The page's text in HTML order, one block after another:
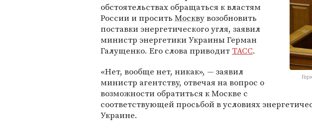
обстоятельствах обращаться к властям
России и просить Москвувозобновить
поставки энергетического угля, заявил
министр энергетики Украины Герман
Галущенко. Его слова приводит ТАСС.
«Нет, вообще нет, никак», — заявил
министр агентству, отвечая на вопрос о
возможности обратиться к Москве с
соответствующей просьбой в условиях
Украине.